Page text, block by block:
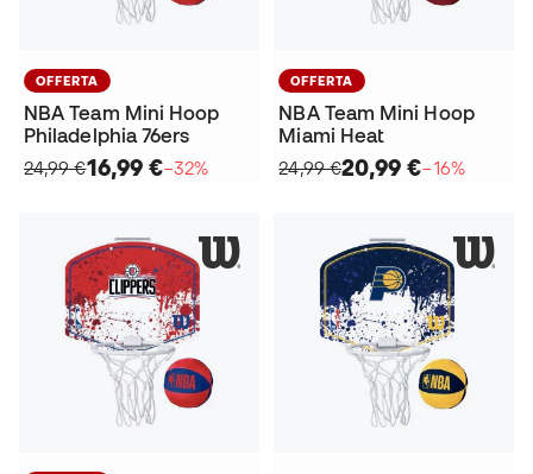
OFFERTA
NBA Team Mini Hoop
Philadelphia 76ers
24,99 €16,99 €−32%
OFFERTA
NBA Team Mini Hoop
Miami Heat
24,99 €20,99 €−16%